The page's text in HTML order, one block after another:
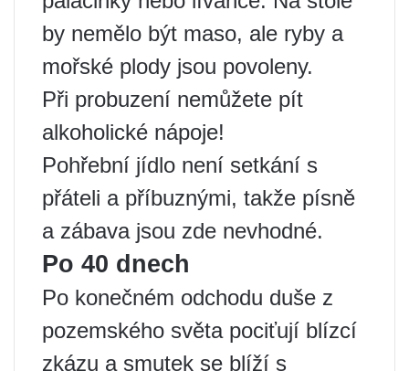
by nemělo být maso, ale ryby a
mořské plody jsou povoleny.
Při probuzení nemůžete pít
alkoholické nápoje!
Pohřební jídlo není setkání s
přáteli a příbuznými, takže písně
a zábava jsou zde nevhodné.
Po 40 dnech
Po konečném odchodu duše z
pozemského světa pociťují blízcí
zkázu a smutek se blíží s